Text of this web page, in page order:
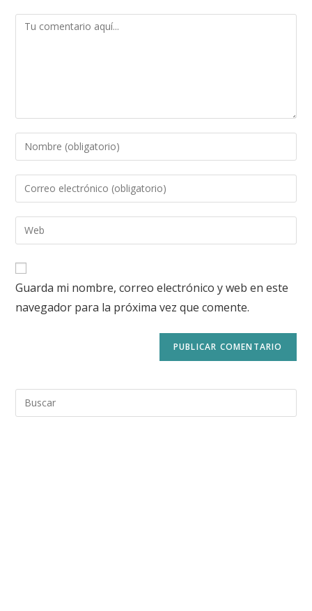
Guarda mi nombre, correo electrónico y web en este
navegador para la próxima vez que comente.